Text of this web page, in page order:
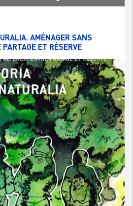
AMÉNAGER SANS
ET RÉSERVE